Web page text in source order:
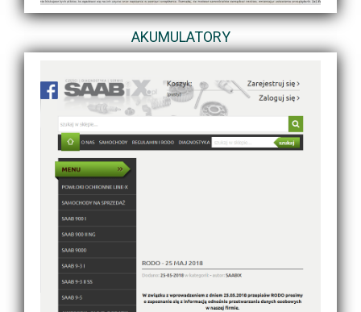
AKUMULATORY